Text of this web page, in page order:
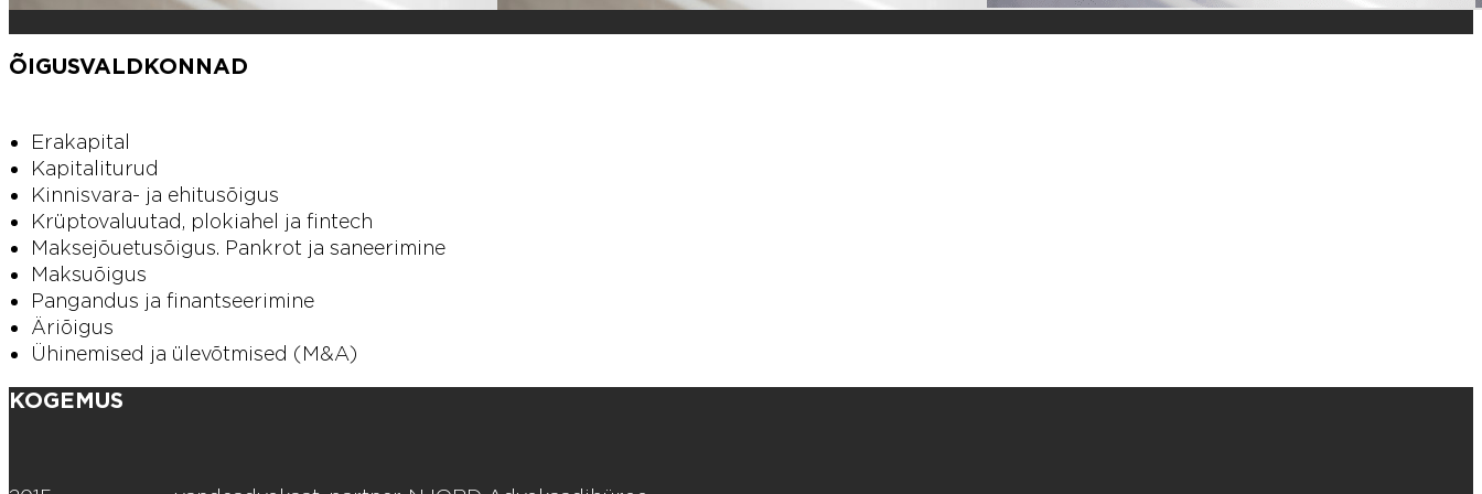
ÕIGUSVALDKONNAD
Erakapital
Kapitaliturud
Kinnisvara- ja ehitusõigus
Krüptovaluutad, plokiahel ja fintech
Maksejõuetusõigus. Pankrot ja saneerimine
Maksuõigus
Pangandus ja finantseerimine
Äriõigus
Ühinemised ja ülevõtmised (M&A)
KOGEMUS